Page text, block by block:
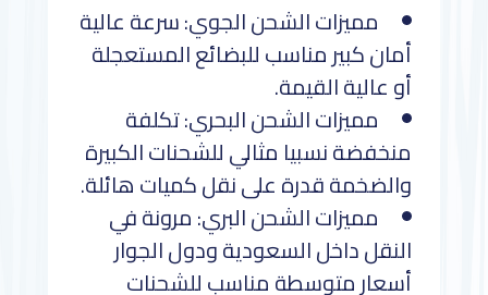
مميزات الشحن الجوي: سرعة عالية
أمان كبير مناسب للبضائع المستعجلة
أو عالية القيمة.
مميزات الشحن البحري: تكلفة
منخفضة نسبيا مثالي للشحنات الكبيرة
والضخمة قدرة على نقل كميات هائلة.
مميزات الشحن البري: مرونة في
النقل داخل السعودية ودول الجوار
أسعار متوسطة مناسب للشحنات